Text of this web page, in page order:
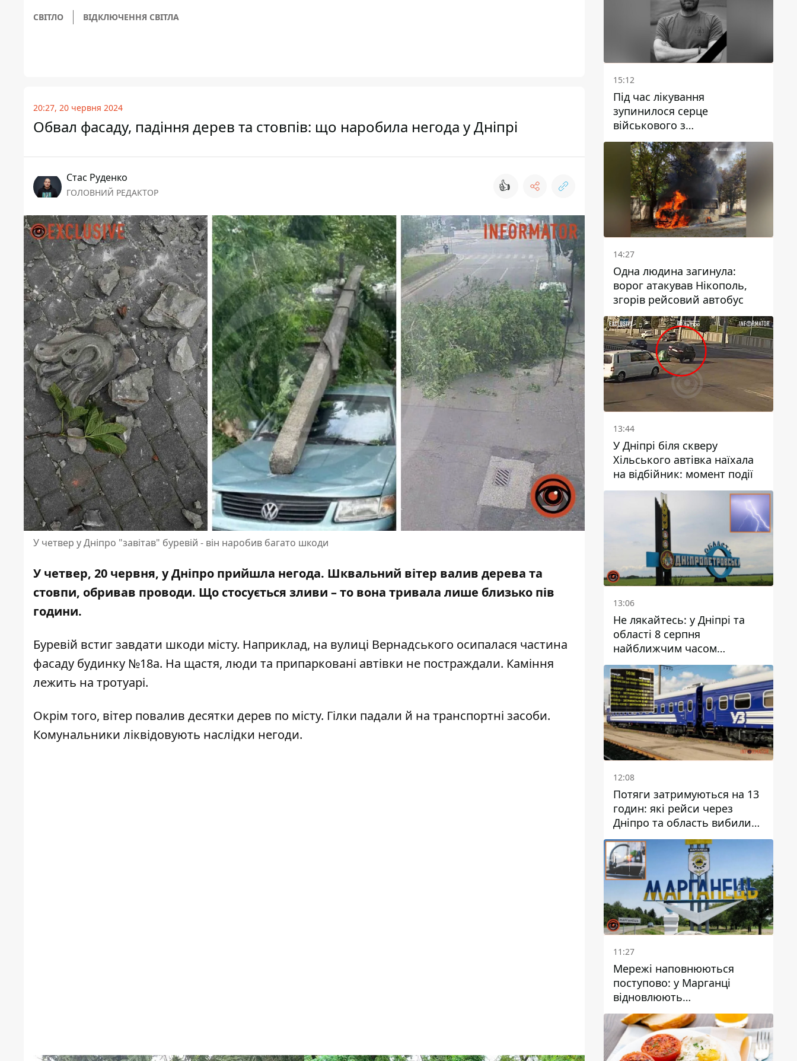
СВІТЛО ВІДКЛЮЧЕННЯ СВІТЛА
20:27, 20 червня 2024
Обвал фасаду, падіння дерев та стовпів: що наробила негода у Дніпрі
Стас Руденко
ГОЛОВНИЙ РЕДАКТОР 👍
У четвер у Дніпро "завітав" буревій - він наробив багато шкоди
У четвер, 20 червня, у Дніпро прийшла негода. Шквальний вітер валив дерева та
стовпи, обривав проводи. Що стосується зливи – то вона тривала лише близько пів
години.
Буревій встиг завдати шкоди місту. Наприклад, на вулиці Вернадського осипалася частина
фасаду будинку №18а. На щастя, люди та припарковані автівки не постраждали. Каміння
лежить на тротуарі.
Окрім того, вітер повалив десятки дерев по місту. Гілки падали й на транспортні засоби.
Комунальники ліквідовують наслідки негоди.
15:12
Під час лікування
зупинилося серце
військового з
Дніпропетровської області
Ростислава Лупашка
14:27
Одна людина загинула:
ворог атакував Нікополь,
згорів рейсовий автобус
13:44
У Дніпрі біля скверу
Хільського автівка наїхала
на відбійник: момент події
13:06
Не лякайтесь: у Дніпрі та
області 8 серпня
найближчим часом
очікується гроза
12:08
Потяги затримуються на 13
годин: які рейси через
Дніпро та область вибилися
з графіка
11:27
Мережі наповнюються
поступово: у Марганці
відновлюють
водопостачання